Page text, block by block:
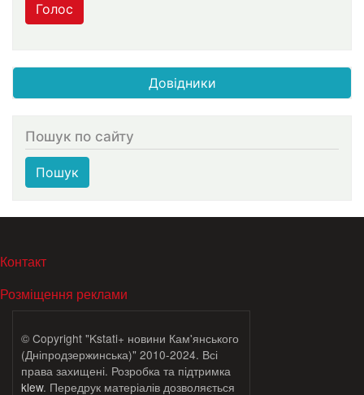
Голос
Довідники
Пошук по сайту
Пошук
МЕНЮ В ПОДВАЛЕ
Контакт
Розміщення реклами
© Copyright "Kstati+ новини Кам'янського
(Дніпродзержинська)" 2010-2024. Всі
права захищені. Розробка та підтримка
klew. Передрук матеріалів дозволяється